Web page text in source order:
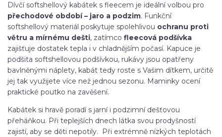
Dívčí softshellový kabátek s fleecem je ideální volbou pro
přechodové období – jaro a podzim. Funkční
softshellový materiál poskytuje spolehlivou ochranu proti
větru a mírnému dešti, zatímco fleecová podšívka
zajišťuje dostatek tepla i v chladnějším počasí. Kapuce je
podšita softshellovou podšívkou, rukávy jsou opatřeny
bavlněnými náplety, kabát tedy roste s Vašim dítkem, určitě
jej tak využijete více než jednou sezonu. Maminky ocení
praktické poutko na zavěšení.
Kabátek si hravě poradí s jarní i podzimní dešťovou
přeháňkou. Při teplejších dnech látka svou prodyšností
zajistí, aby se děti nepotily. Při extrémně nízkých teplotách